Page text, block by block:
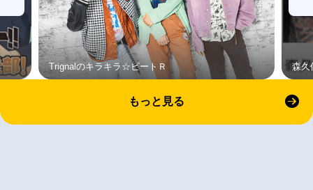
Trignalのキラキラ☆ビートＲ 森久
もっと見る